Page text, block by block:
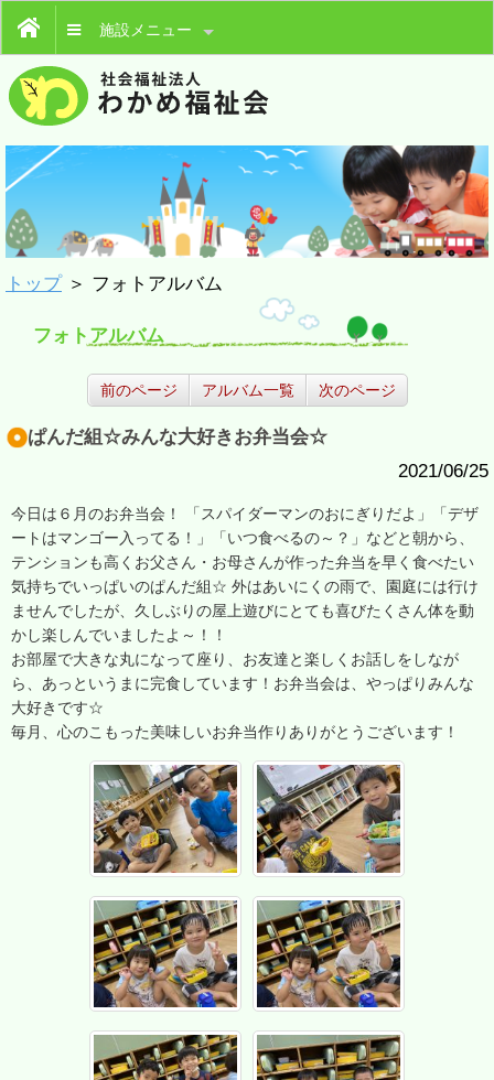
施設メニュー
トップ＞ フォトアルバム
フォトアルバム
前のページ アルバム一覧 次のページ
ぱんだ組☆みんな大好きお弁当会☆
2021/06/25
今日は６月のお弁当会！ 「スパイダーマンのおにぎりだよ」「デザ
ートはマンゴー入ってる！」「いつ食べるの～？」などと朝から、
テンションも高くお父さん・お母さんが作った弁当を早く食べたい
気持ちでいっぱいのぱんだ組☆ 外はあいにくの雨で、園庭には行け
ませんでしたが、久しぶりの屋上遊びにとても喜びたくさん体を動
かし楽しんでいましたよ～！！
お部屋で大きな丸になって座り、お友達と楽しくお話しをしなが
ら、あっというまに完食しています！お弁当会は、やっぱりみんな
大好きです☆
毎月、心のこもった美味しいお弁当作りありがとうございます！